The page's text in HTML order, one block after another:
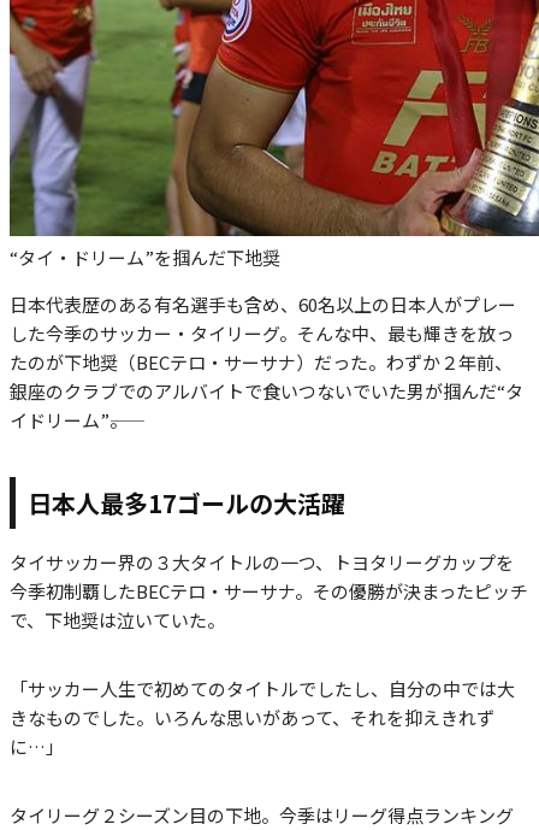
“タイ・ドリーム”を掴んだ下地奨
日本代表歴のある有名選手も含め、60名以上の日本人がプレー
した今季のサッカー・タイリーグ。そんな中、最も輝きを放っ
たのが下地奨（BECテロ・サーサナ）だった。わずか２年前、
銀座のクラブでのアルバイトで食いつないでいた男が掴んだ“タ
イドリーム”――。
日本人最多17ゴールの大活躍
タイサッカー界の３大タイトルの一つ、トヨタリーグカップを
今季初制覇したBECテロ・サーサナ。その優勝が決まったピッチ
で、下地奨は泣いていた。
「サッカー人生で初めてのタイトルでしたし、自分の中では大
きなものでした。いろんな思いがあって、それを抑えきれず
に…」
タイリーグ２シーズン目の下地。今季はリーグ得点ランキング